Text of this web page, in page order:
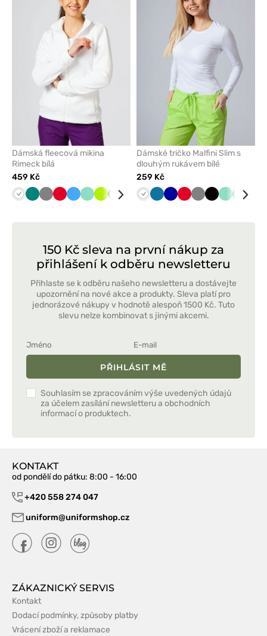
Dámská fleecová mikina
Rimeck bílá
459 Kč
Bílá ZelenáŠedáČervenáLazurová
MátováLimetková
TmavěNámořnická
ČernáTmavěOranžová
Grafitová
Dámské tričko Malfini Slim s
dlouhým rukávem bílé
259 Kč
Bílá Karaibsky
TmavěČervenáŠedáČernáMátováZelená
150 Kč sleva na první nákup za
přihlášení k odběru newsletteru
Přihlaste se k odběru našeho newsletteru a dostávejte
upozornění na nové akce a produkty. Sleva platí pro
jednorázové nákupy v hodnotě alespoň 1500 Kč. Tuto
slevu nelze kombinovat s jinými akcemi.
PŘIHLÁSIT MĚ
Souhlasím se zpracováním výše uvedených údajů
za účelem zasílání newsletteru a obchodních
informací o produktech.
KONTAKT
od pondělí do pátku: 8:00 - 16:00
+420 558 274 047
uniform@uniformshop.cz
ZÁKAZNICKÝ SERVIS
Kontakt
Dodací podmínky, způsoby platby
Vrácení zboží a reklamace